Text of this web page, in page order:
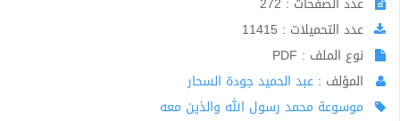
عدد التحميلات : 11415
نوع الملف : PDF
المؤلف : عبد الحميد جودة السحار
موسوعة محمد رسول الله والذين معه